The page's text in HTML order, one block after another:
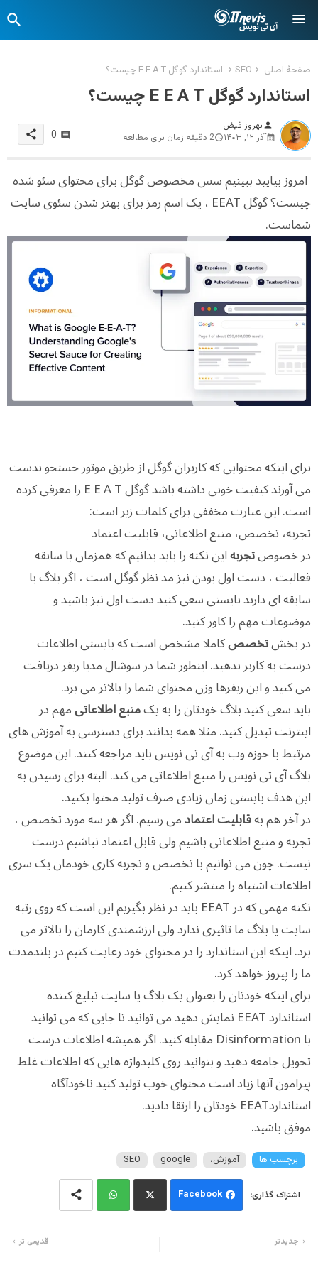
صفحهٔ اصلی SEO استاندارد گوگل E E A T چیست؟
استاندارد گوگل E E A T چیست؟
person بهروز فیض
آذر ۱۲, ۱۴۰۳
2 دقیقه زمان برای مطالعه 0
share
امروز بیایید ببینیم سس مخصوص گوگل برای محتوای سئو شده
چیست؟ گوگل EEAT ، یک اسم رمز برای بهتر شدن سئوی سایت
شماست.
برای اینکه محتوایی که کاربران گوگل از طریق موتور جستجو بدست
می آورند کیفیت خوبی داشته باشد گوگل E E A T را معرفی کرده
است. این عبارت مخففی برای کلمات زیر است:
تجربه، تخصص، منبع اطلاعاتی، قابلیت اعتماد
در خصوصتجربهاین نکته را باید بدانیم که همزمان با سابقه
فعالیت ، دست اول بودن نیز مد نظر گوگل است ، اگر بلاگ با
سابقه ای دارید بایستی سعی کنید دست اول نیز باشید و
موضوعات مهم را کاور کنید.
در بخشتخصصکاملا مشخص است که بایستی اطلاعات
درست به کاربر بدهید. اینطور شما در سوشال مدیا ریفر دریافت
می کنید و این ریفرها وزن محتوای شما را بالاتر می برد.
باید سعی کنید بلاگ خودتان را به یکمنبع اطلاعاتیمهم در
اینترنت تبدیل کنید. مثلا همه بدانند برای دسترسی به آموزش های
مرتبط با حوزه وب به آی تی نویس باید مراجعه کنند. این موضوع
بلاگ آی تی نویس را منبع اطلاعاتی می کند. البته برای رسیدن به
این هدف بایستی زمان زیادی صرف تولید محتوا بکنید.
در آخر هم بهقابلیت اعتمادمی رسیم. اگر هر سه مورد تخصص ،
تجربه و منبع اطلاعاتی باشیم ولی قابل اعتماد نباشیم درست
نیست. چون می توانیم با تخصص و تجربه کاری خودمان یک سری
اطلاعات اشتباه را منتشر کنیم.
نکته مهمی که در EEAT باید در نظر بگیریم این است که روی رتبه
سایت یا بلاگ ما تاثیری ندارد ولی ارزشمندی کارمان را بالاتر می
برد. اینکه این استاندارد را در محتوای خود رعایت کنیم در بلندمدت
ما را پیروز خواهد کرد.
برای اینکه خودتان را بعنوان یک بلاگ یا سایت تبلیغ کننده
استاندارد EEAT نمایش دهید می توانید تا جایی که می توانید
با
Disinformation مقابله کنید. اگر همیشه اطلاعات درست
تحویل جامعه دهید و بتوانید روی کلیدواژه هایی که اطلاعات غلط
پیرامون آنها زیاد است محتوای خوب تولید کنید ناخودآگاه
استانداردEEAT خودتان را ارتقا دادید.
موفق باشید.
برچسب ها آموزش، google
SEO
Facebook
جدیدتر قدیمی تر